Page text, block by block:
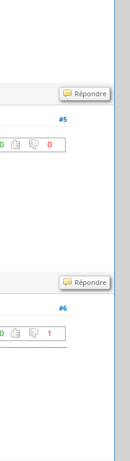
Répondre
#5
0 0
Répondre
#6
0 1